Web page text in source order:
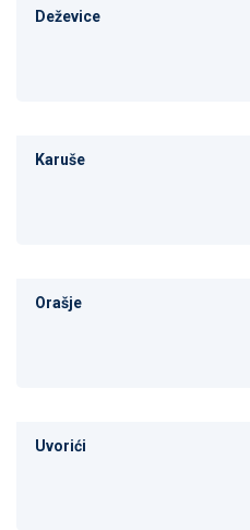
Deževice
Karuše
Orašje
Uvorići